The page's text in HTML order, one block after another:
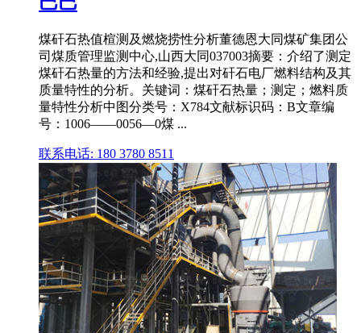
煤矸石热值楦测及燃烧捞性分析董德恩大同煤矿集团公
司煤质管理监测中心,山西大同037003摘要：介绍了测定
煤矸石热量的方法和经验,提出对矸石电厂燃料结构及其
质量特性的分析。关键词：煤矸石热量；测定；燃料质
量特性分析中图分类号：X784文献标识码：B文章编
号：1006——0056—0煤 ...
联系电话: 180 3780 8511